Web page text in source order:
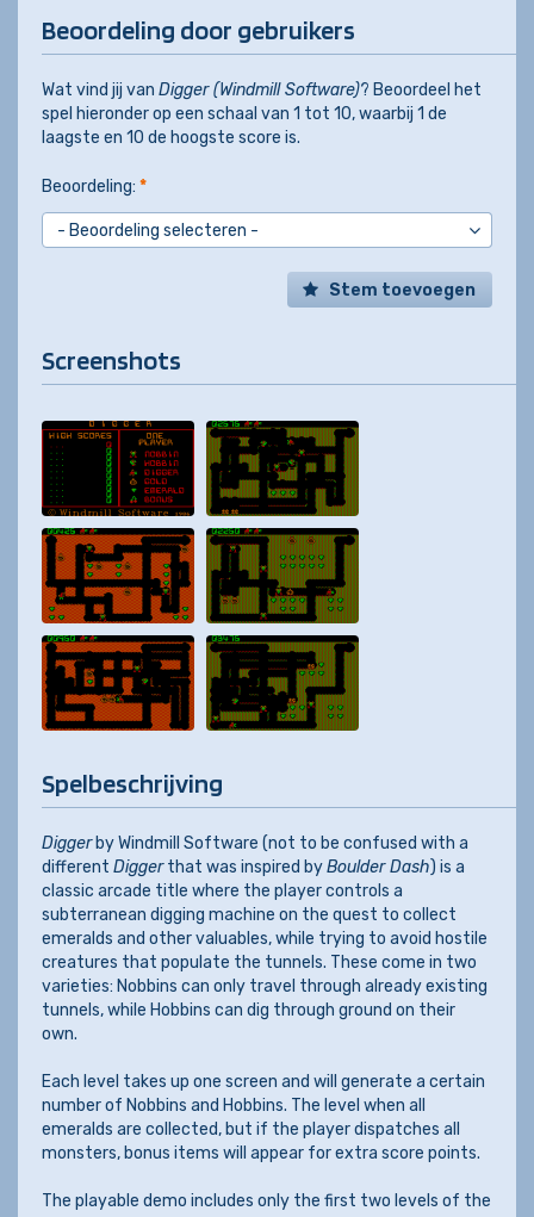
Beoordeling door gebruikers
Wat vind jij van Digger (Windmill Software)? Beoordeel het
spel hieronder op een schaal van 1 tot 10, waarbij 1 de
laagste en 10 de hoogste score is.
Beoordeling: *
Stem toevoegen
Screenshots
Spelbeschrijving
Diggerby Windmill Software (not to be confused with a
different Diggerthat was inspired byBoulder Dash) is a
classic arcade title where the player controls a
subterranean digging machine on the quest to collect
emeralds and other valuables, while trying to avoid hostile
creatures that populate the tunnels. These come in two
varieties: Nobbins can only travel through already existing
tunnels, while Hobbins can dig through ground on their
own.
Each level takes up one screen and will generate a certain
number of Nobbins and Hobbins. The level when all
emeralds are collected, but if the player dispatches all
monsters, bonus items will appear for extra score points.
The playable demo includes only the first two levels of the